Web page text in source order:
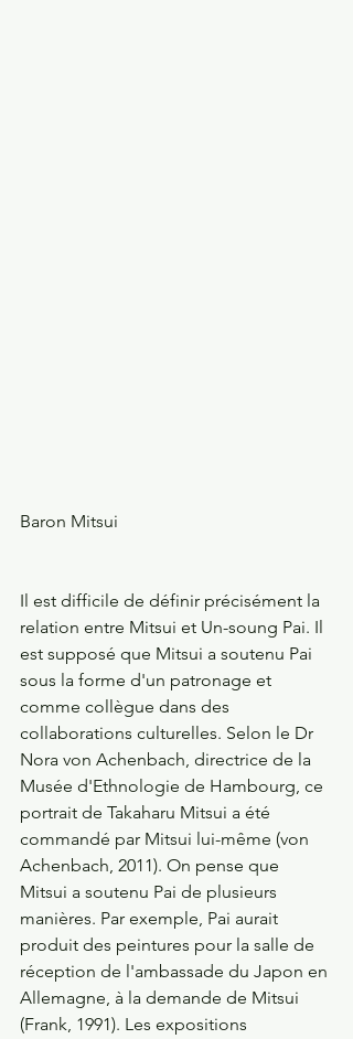
Baron Mitsui
Il est difficile de définir précisément la
relation entre Mitsui et Un-soung Pai. Il
est supposé que Mitsui a soutenu Pai
sous la forme d'un patronage et
comme collègue dans des
collaborations culturelles. Selon le Dr
Nora von Achenbach, directrice de la
Musée d'Ethnologie de Hambourg, ce
portrait de Takaharu Mitsui a été
commandé par Mitsui lui-même (von
Achenbach, 2011). On pense que
Mitsui a soutenu Pai de plusieurs
manières. Par exemple, Pai aurait
produit des peintures pour la salle de
réception de l'ambassade du Japon en
Allemagne, à la demande de Mitsui
(Frank, 1991). Les expositions